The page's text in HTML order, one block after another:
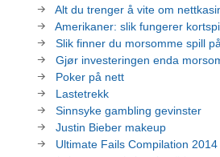
Alt du trenger å vite om
Amerikaner: slik fungerer
Slik finner du morsomme spill
Gjør investeringen enda
Poker på nett
Lastetrekk
Sinnsyke gambling gevinster
Justin Bieber makeup
Ultimate Fails Compilation 2014